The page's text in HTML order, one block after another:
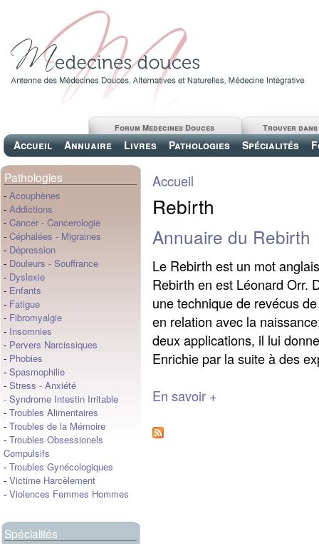
Accueil Annuaire Livres Pathologies Spécialités
Trouver
Forum Medecines Douces
Pathologies
- Acouphènes
- Addictions
- Cancer - Cancerologie
- Céphalées - Migraines
- Dépression
- Douleurs - Souffrance
- Dyslexie
- Enfants
- Fatigue
- Fibromyalgie
- Insomnies
- Pervers Narcissiques
- Phobies
- Spasmophilie
- Stress - Anxiété
- Syndrome Intestin Irritable
- Troubles Alimentaires
- Troubles de la Mémoire
- Troubles Obsessionels
Compulsifs
- Troubles Gynécologiques
- Victime Harcèlement
- Violences Femmes Hommes
Spécialités
Accueil
Rebirth
Annuaire du Rebirth
Le Rebirth est un mot
Rebirth en est Léonard Orr.
une technique de revécus
en relation avec la
deux applications, il lui
Enrichie par la suite à des
En savoir +